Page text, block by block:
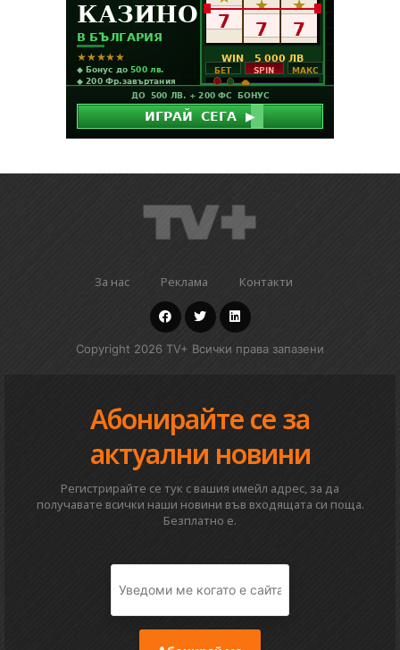
За нас Реклама Контакти
Copyright 2026 TV+ Всички права запазени
Абонирайте се за
актуални новини
Регистрирайте се тук с вашия имейл адрес, за да
получавате всички наши новини във входящата си поща.
Безплатно е.